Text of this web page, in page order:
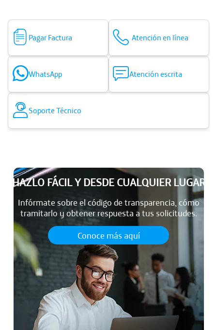
Pagar Factura Atención en línea
WhatsApp Atención escrita
Soporte Técnico
HAZLO FÁCIL Y DESDE CUALQUIER LUGAR
Infórmate sobre el código de transparencia, cómo
tramitarlo y obtener respuesta a tus solicitudes.
Conoce más aquí